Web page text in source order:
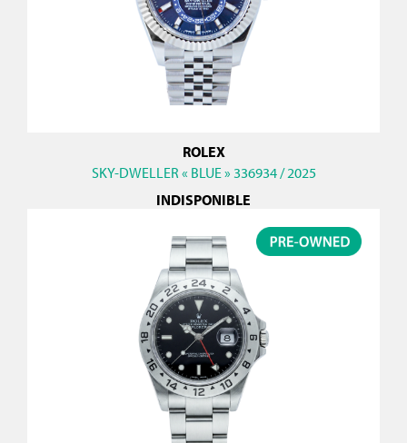
ROLEX
SKY-DWELLER « BLUE » 336934 / 2025
INDISPONIBLE